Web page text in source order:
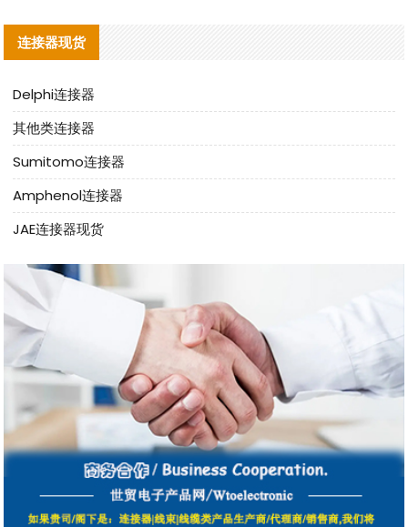
连接器现货
Delphi连接器
其他类连接器
Sumitomo连接器
Amphenol连接器
JAE连接器现货